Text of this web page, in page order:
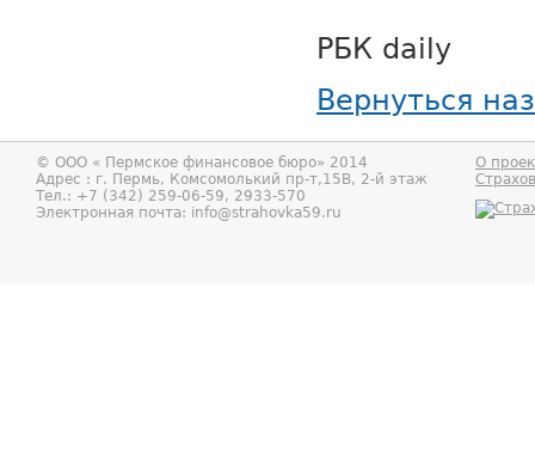
РБК daily
Вернуться
© ООО « Пермское финансовое бюро» 2014
Адрес : г. Пермь, Комсомолький пр-т,15В, 2-й этаж
Тел.: +7 (342) 259-06-59, 2933-570
Электронная почта: info@strahovka59.ru
О